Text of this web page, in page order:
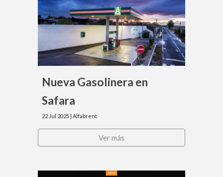
Nueva Gasolinera en
Safara
22 Jul 2025 | Alfabrent
Ver más